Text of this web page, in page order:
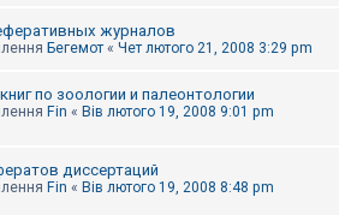
журналов
Бегемот « Чет лютого 21, 2008 3:29 pm
по зоологии и палеонтологии
Fin « Вів лютого 19, 2008 9:01 pm
диссертаций
Fin « Вів лютого 19, 2008 8:48 pm